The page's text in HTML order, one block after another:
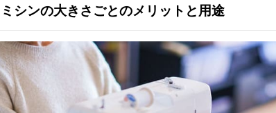
ミシンの大きさごとのメリットと用途